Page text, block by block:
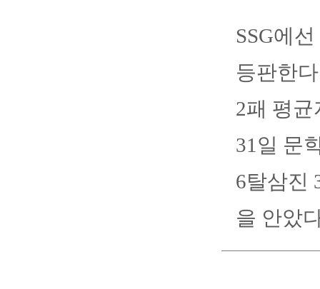
SSG에
등판한
2패 평
31일 문
6탈삼진
을 안았